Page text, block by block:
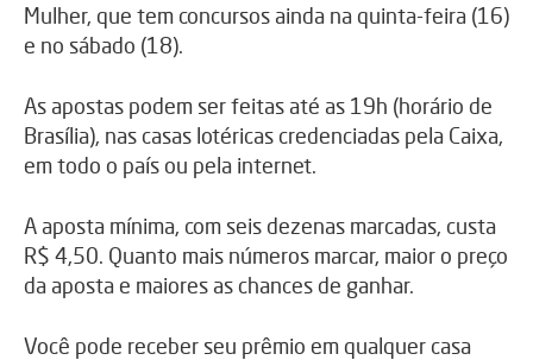
Mulher, que tem concursos ainda na quinta-feira (16)
e no sábado (18).
As apostas podem ser feitas até as 19h (horário de
Brasília), nas casas lotéricas credenciadas pela Caixa,
em todo o país ou pela internet.
A aposta mínima, com seis dezenas marcadas, custa
R$ 4,50. Quanto mais números marcar, maior o preço
da aposta e maiores as chances de ganhar.
Você pode receber seu prêmio em qualquer casa